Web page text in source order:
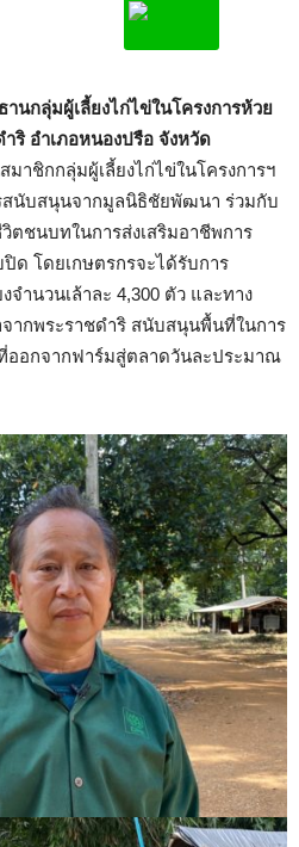
นกลุ่มผู้เลี้ยงไก่ไข่ในโครงการห้วย
ริ อำเภอหนองปรือ จังหวัด
มาชิกกลุ่มผู้เลี้ยงไก่ไข่ในโครงการฯ
สนับสนุนจากมูลนิธิชัยพัฒนา ร่วมกับ
ชนบทในการส่งเสริมอาชีพการ
ด โดยเกษตรกรจะได้รับการ
ำนวนเล้าละ 4,300 ตัว และทาง
ากพระราชดำริ สนับสนุนพื้นที่ในการ
ออกจากฟาร์มสู่ตลาดวันละประมาณ